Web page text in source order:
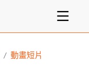
動畫短片